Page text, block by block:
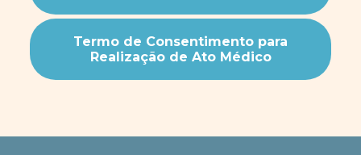
Termo de Consentimento para
Realização de Ato Médico